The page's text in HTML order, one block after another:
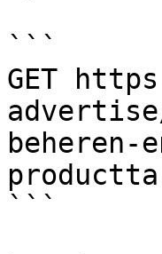
```
GET
beheren-
```